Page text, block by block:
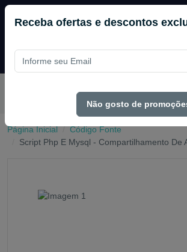
Agosto.
Página Inicial
Código Fonte
Script Php E Mysql - Compartilhamento De
Receba ofertas e descontos
Não gosto de